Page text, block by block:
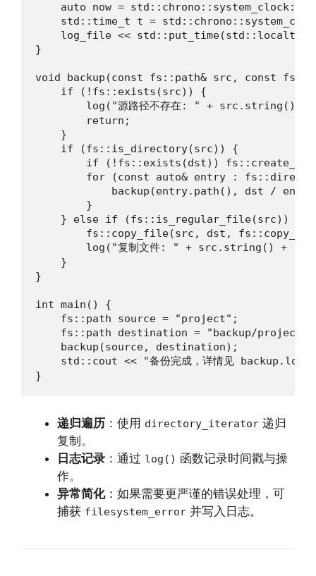
auto now =
std::time_t t =
log_file <<
}
void backup(const fs::path& src, const
    if (!fs::exists(src)) {
        log("源路径不存在: " + src.string());
        return;
    }
    if (fs::is_directory(src)) {
if (!fs::exists(dst))
for (const auto& entry :
backup(entry.path(), dst /
        }
    } else if (fs::is_regular_file(src)) {
fs::copy_file(src, dst,
log("复制文件: " + src.string() + "
    }
}
int main() {
    fs::path source = "project";
fs::path destination = "backup/
    backup(source, destination);
std::cout << "备份完成，详情见
}
递归遍历 ：使用 directory_iterator 递归
复制。
日志记录 ：通过 log() 函数记录时间戳与操
作。
异常简化：如果需要更严谨的错误处理，可
捕获 filesystem_error 并写入日志。